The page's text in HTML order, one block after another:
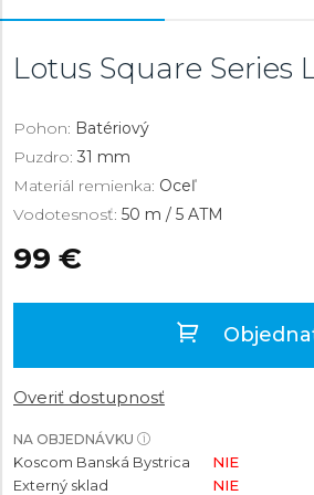
Lotus Square Series
Pohon: Batériový
Puzdro: 31 mm
Materiál remienka: Oceľ
Vodotesnosť: 50 m / 5 ATM
99 €
Overiť dostupnosť
NA OBJEDNÁVKU
Koscom Banská Bystrica
NIE
Externý sklad
NIE